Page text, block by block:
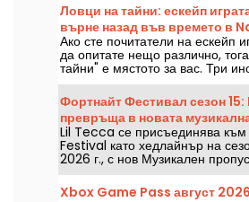
Ловци на тайни: ескейп
върне назад във времето в
Ако сте почитатели на ескейп
да опитате нещо различно,
тайни" е мястото за вас. Три
предлагат уникално
Можете ли да разгадаете
Hunters и да избегнете
Фортнайт Фестивал сезон
превръща в новата
Lil Tecca се присъединява
Festival като хедлайнър на
2026 г., с нов Музикален
аксесоари и няколко
колаборация позволява да
Xbox Game Pass август